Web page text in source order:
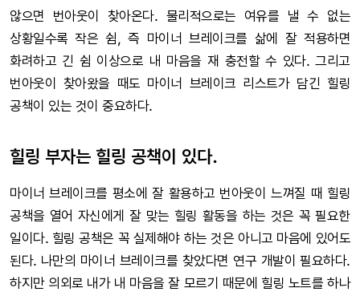
않으면 번아웃이 찾아온다. 물리적으로는 여유를 낼 수 없는
상황일수록 작은 쉼, 즉 마이너 브레이크를 삶에 잘 적용하면
화려하고 긴 쉼 이상으로 내 마음을 재 충전할 수 있다. 그리고
번아웃이 찾아왔을 때도 마이너 브레이크 리스트가 담긴 힐링
공책이 있는 것이 중요하다.
힐링 부자는 힐링 공책이 있다.
마이너 브레이크를 평소에 잘 활용하고 번아웃이 느껴질 때 힐링
공책을 열어 자신에게 잘 맞는 힐링 활동을 하는 것은 꼭 필요한
일이다. 힐링 공책은 꼭 실제해야 하는 것은 아니고 마음에 있어도
된다. 나만의 마이너 브레이크를 찾았다면 연구 개발이 필요하다.
하지만 의외로 내가 내 마음을 잘 모르기 때문에 힐링 노트를 하나